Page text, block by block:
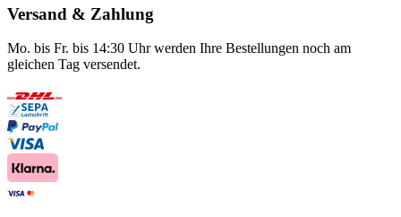
Versand & Zahlung
Mo. bis Fr. bis 14:30 Uhr werden Ihre Bestellungen noch am
gleichen Tag versendet.